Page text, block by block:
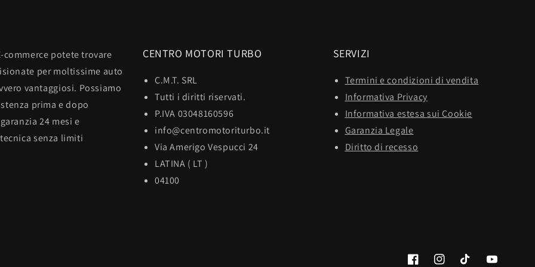
commerce potete trovare
per moltissime auto
vantaggiosi. Possiamo
prima e dopo
24 mesi e
senza limiti
CENTRO MOTORI TURBO
C.M.T. SRL
Tutti i diritti riservati.
P.IVA 03048160596
info@centromotoriturbo.it
Via Amerigo Vespucci 24
LATINA ( LT )
04100
SERVIZI
Termini e condizioni di vendita
Informativa Privacy
Informativa estesa sui Cookie
Garanzia Legale
Diritto di recesso